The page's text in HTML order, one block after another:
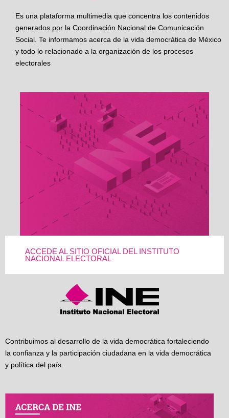
Es una plataforma multimedia que concentra los contenidos
generados por la Coordinación Nacional de Comunicación
Social. Te informamos acerca de la vida democrática de México
y todo lo relacionado a la organización de los procesos
electorales
ACCEDE AL SITIO OFICIAL DEL INSTITUTO
NACIONAL ELECTORAL
Contribuimos al desarrollo de la vida democrática fortaleciendo
la confianza y la participación ciudadana en la vida democrática
y política del país.